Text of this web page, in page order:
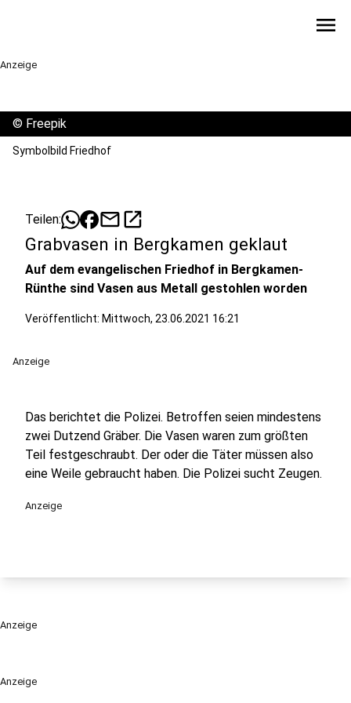
menu
Anzeige
Anzeige
© Freepik
Symbolbild Friedhof
Teilen: mailopen_in_new
Grabvasen in Bergkamen geklaut
Auf dem evangelischen Friedhof in Bergkamen-
Rünthe sind Vasen aus Metall gestohlen worden
Veröffentlicht: Mittwoch, 23.06.2021 16:21
Anzeige
Das berichtet die Polizei. Betroffen seien mindestens
zwei Dutzend Gräber. Die Vasen waren zum größten
Teil festgeschraubt. Der oder die Täter müssen also
eine Weile gebraucht haben. Die Polizei sucht Zeugen.
Anzeige
Anzeige